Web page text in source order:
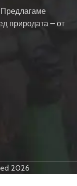
Предлагаме
природата – от
2026